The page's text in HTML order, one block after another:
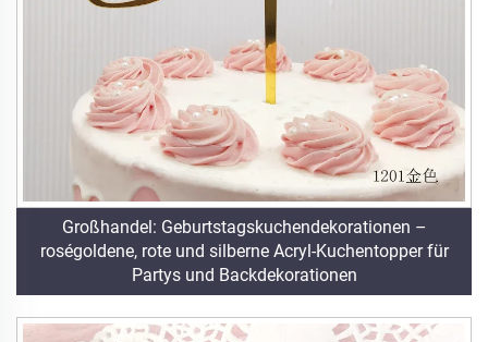
Großhandel: Geburtstagskuchendekorationen –
roségoldene, rote und silberne Acryl-Kuchentopper für
Partys und Backdekorationen